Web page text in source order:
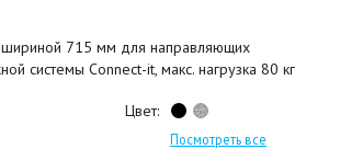
шириной 715 мм для направляющих
системы Connect-it, макс. нагрузка 80 кг
Цвет:
Посмотреть все